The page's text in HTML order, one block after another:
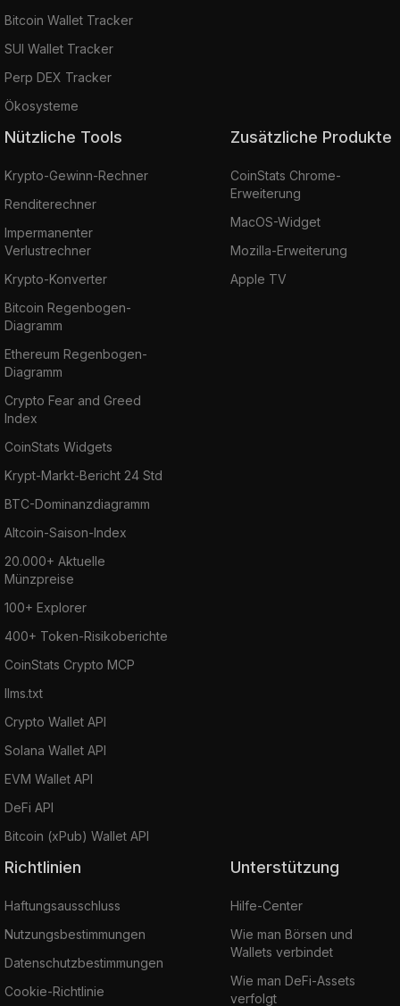
Bitcoin Wallet Tracker
SUI Wallet Tracker
Perp DEX Tracker
Ökosysteme
Nützliche Tools
Krypto-Gewinn-Rechner
Renditerechner
Impermanenter
Verlustrechner
Krypto-Konverter
Bitcoin Regenbogen-
Diagramm
Ethereum Regenbogen-
Diagramm
Crypto Fear and Greed
Index
CoinStats Widgets
Krypt-Markt-Bericht 24 Std
BTC-Dominanzdiagramm
Altcoin-Saison-Index
20.000+ Aktuelle
Münzpreise
100+ Explorer
400+ Token-Risikoberichte
CoinStats Crypto MCP
llms.txt
Crypto Wallet API
Solana Wallet API
EVM Wallet API
DeFi API
Bitcoin (xPub) Wallet API
Zusätzliche Produkte
CoinStats Chrome-
Erweiterung
MacOS-Widget
Mozilla-Erweiterung
Apple TV
Richtlinien
Haftungsausschluss
Nutzungsbestimmungen
Datenschutzbestimmungen
Cookie-Richtlinie
Unterstützung
Hilfe-Center
Wie man Börsen und
Wallets verbindet
Wie man DeFi-Assets
verfolgt